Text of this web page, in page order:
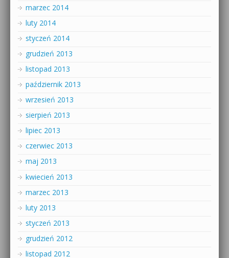
marzec 2014
luty 2014
styczeń 2014
grudzień 2013
listopad 2013
październik 2013
wrzesień 2013
sierpień 2013
lipiec 2013
czerwiec 2013
maj 2013
kwiecień 2013
marzec 2013
luty 2013
styczeń 2013
grudzień 2012
listopad 2012